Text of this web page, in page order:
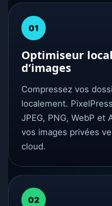
01
Optimiseur
d’images
Compressez vos
localement.
JPEG, PNG, WebP et
vos images privées
cloud.
02